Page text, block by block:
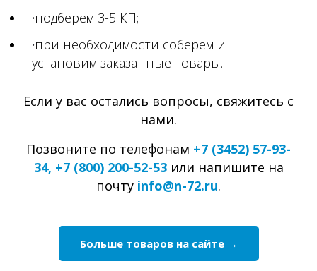
подберем 3-5 КП;
при необходимости соберем и
установим заказанные товары.
Если у вас остались вопросы, свяжитесь с
нами.
Позвоните по телефонам +7 (3452) 57-93-
34, +7 (800) 200-52-53или напишите на
почту info@n-72.ru.
Больше товаров на сайте →